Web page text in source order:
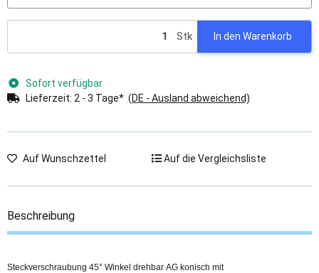
Stk In den Warenkorb
Sofort verfügbar
Lieferzeit: 2 - 3 Tage* (DE - Ausland abweichend)
Auf Wunschzettel Auf die Vergleichsliste
Beschreibung
Steckverschraubung 45° Winkel drehbar AG konisch mit